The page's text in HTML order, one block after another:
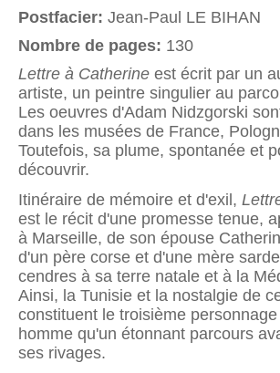
Postfacier: Jean-Paul LE BIHAN
Nombre de pages: 130
Lettre à Catherine est écrit par un
artiste, un peintre singulier au
Les oeuvres d'Adam Nidzgorski
dans les musées de France,
Toutefois, sa plume, spontanée et
découvrir.
Itinéraire de mémoire et d'exil,
est le récit d'une promesse tenue,
à Marseille, de son épouse
d'un père corse et d'une mère
cendres à sa terre natale et à la
Ainsi, la Tunisie et la nostalgie de
constituent le troisième
homme qu'un étonnant parcours
ses rivages.